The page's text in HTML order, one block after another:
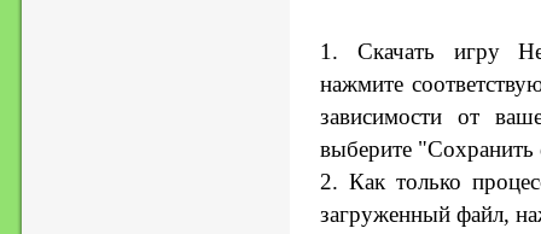
1. Скачать игру
нажмите
зависимости от
выберите
2. Как только
загруженный файл,